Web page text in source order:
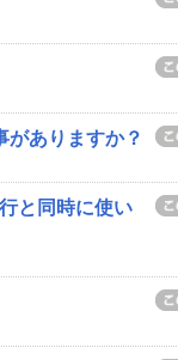
ありますか？
と同時に使い